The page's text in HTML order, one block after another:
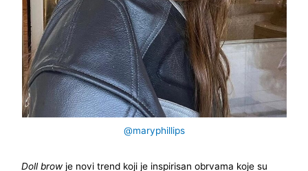
@maryphillips
Doll brow je novi trend koji je inspirisan obrvama koje su